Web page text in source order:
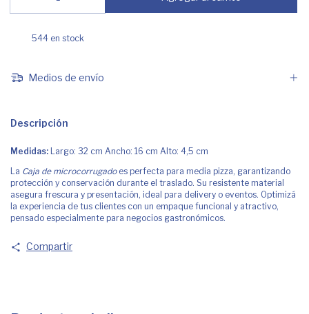
544en stock
Medios de envío
Descripción
Medidas: Largo: 32 cm Ancho: 16 cm Alto: 4,5 cm
La Caja de microcorrugadoes perfecta para media pizza, garantizando
protección y conservación durante el traslado. Su resistente material
asegura frescura y presentación, ideal para delivery o eventos. Optimizá
la experiencia de tus clientes con un empaque funcional y atractivo,
pensado especialmente para negocios gastronómicos.
Compartir